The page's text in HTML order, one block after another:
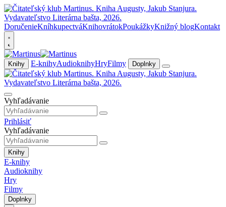
DoručenieKníhkupectváKnihovrátokPoukážkyKnižný blogKontakt
Knihy E-knihyAudioknihyHryFilmy Doplnky
Vyhľadávanie
Prihlásiť
Vyhľadávanie
Knihy
E-knihy
Audioknihy
Hry
Filmy
Doplnky